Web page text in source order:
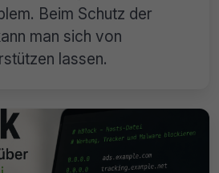
Beim Schutz der
man sich von
lassen.